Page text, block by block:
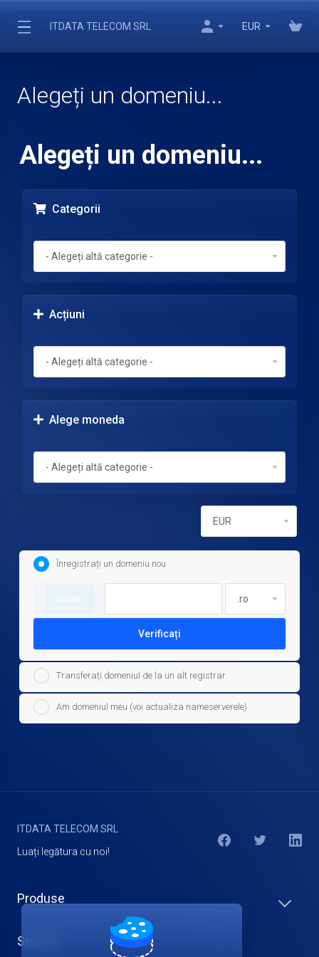
ITDATA TELECOM SRL EUR
Alegeți un domeniu...
Alegeți un domeniu...
Categorii
Acțiuni
Alege moneda
Înregistrați un domeniu nou
Verificați
Transferați domeniul de la un alt registrar
Am domeniul meu (voi actualiza nameserverele)
ITDATA TELECOM SRL
Luați legătura cu noi!
Produse
Servicii